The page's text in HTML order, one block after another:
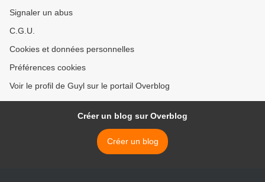
Signaler un abus
C.G.U.
Cookies et données personnelles
Préférences cookies
Voir le profil de Guyl sur le portail Overblog
Créer un blog sur Overblog
Créer un blog